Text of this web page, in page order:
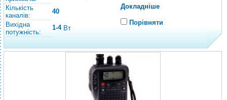
Кількість
каналів:
40
Вихідна
потужність:
1-4Вт
Докладніше
Порівняти